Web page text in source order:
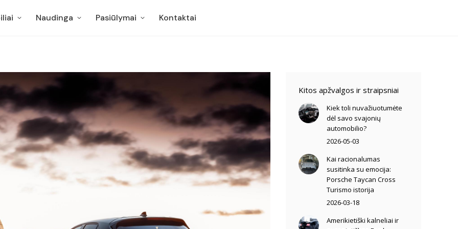
Naudinga Pasiūlymai Kontaktai
Kitos apžvalgos ir straipsniai
Kiek toli nuvažiuotumėte
dėl savo svajonių
automobilio?
2026-05-03
Kai racionalumas
susitinka su emocija:
Porsche Taycan Cross
Turismo istorija
2026-03-18
Amerikietiški kalneliai ir
Naudinga Pasiūlymai Kontaktai